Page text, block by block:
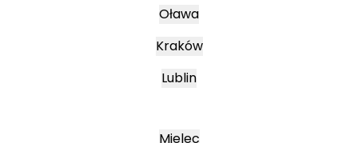
Oława
Kraków
Lublin
Mielec